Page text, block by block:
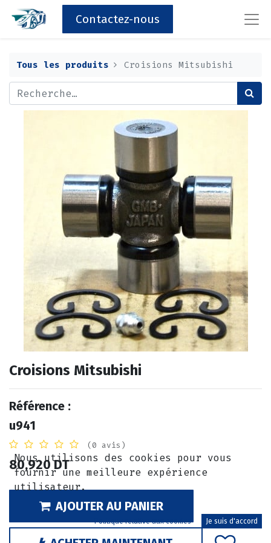
Contactez-nous
Tous les produits Croisions Mitsubishi
Croisions Mitsubishi
Référence :
u941
(0 avis)
80,920DT
AJOUTER AU PANIER
Nous utilisons des cookies pour vous
fournir une meilleure expérience
utilisateur.
Politique relative aux cookies Je suis d'accord